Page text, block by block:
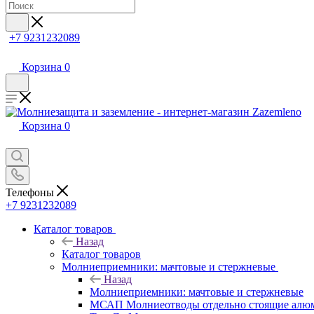
+7 9231232089
Корзина 0
Корзина 0
Телефоны
+7 9231232089
Каталог товаров
Назад
Каталог товаров
Молниеприемники: мачтовые и стержневые
Назад
Молниеприемники: мачтовые и стержневые
МСАП Молниеотводы отдельно стоящие